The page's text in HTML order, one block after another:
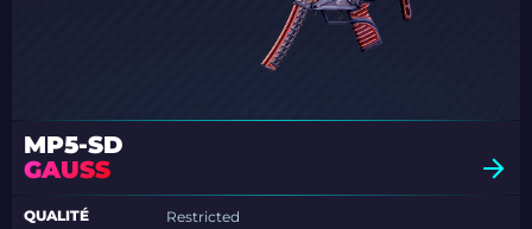
MP5-SD
GAUSS
QUALITÉ
Restricted